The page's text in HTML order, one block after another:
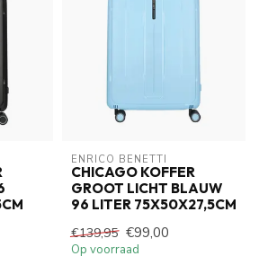
ENRICO BENETTI
CHICAGO KOFFER
GROOT LICHT BLAUW
96 LITER 75X50X27,5CM
€139,95 €99,00
Op voorraad